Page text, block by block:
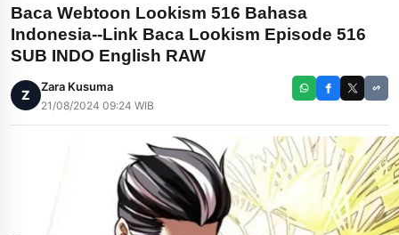
Baca Webtoon Lookism 516 Bahasa
Indonesia--Link Baca Lookism Episode 516
SUB INDO English RAW
Z
Zara Kusuma
21/08/2024 09:24 WIB